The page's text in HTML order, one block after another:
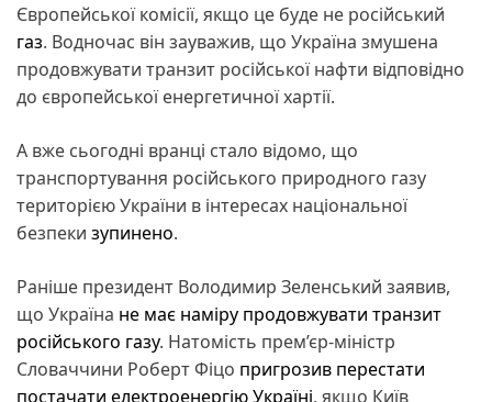
Європейської комісії, якщо це буде не російський
газ. Водночас він зауважив, що Україна змушена
продовжувати транзит російської нафти відповідно
до європейської енергетичної хартії.
А вже сьогодні вранці стало відомо, що
транспортування російського природного газу
територією України в інтересах національної
безпеки зупинено.
Раніше президент Володимир Зеленський заявив,
що Україна не має наміру продовжувати транзит
російського газу. Натомість прем’єр-міністр
Словаччини Роберт Фіцо пригрозив перестати
постачати електроенергію Україні, якщо Київ